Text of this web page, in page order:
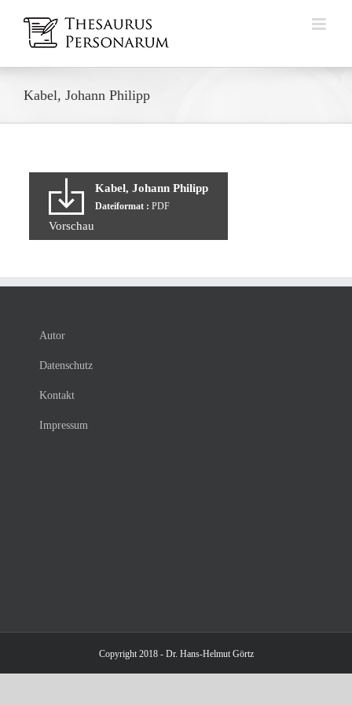
Inhalt
springen
Kabel, Johann Philipp
Kabel, Johann Philipp
Dateiformat : PDF
Vorschau
Autor
Datenschutz
Kontakt
Impressum
Copyright 2018 - Dr. Hans-Helmut Görtz